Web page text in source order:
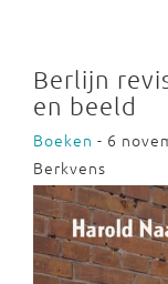
Berlijn
en beeld
Boeken - 6
Berkvens